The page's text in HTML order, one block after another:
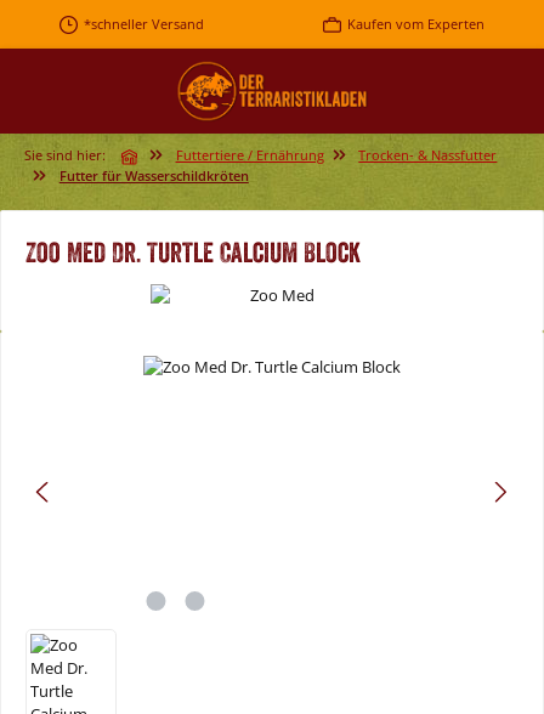
Zum Hauptinhalt springen
*schneller Versand Kaufen vom Experten
Sie sind hier: Futtertiere / Ernährung
Trocken- & Nassfutter
Futter für Wasserschildkröten
Zoo Med Dr. Turtle Calcium Block
Bildergalerie überspringen